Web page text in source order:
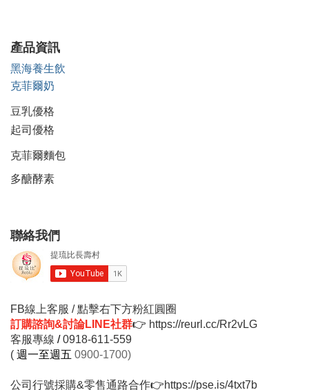
產品資訊
黑海養生飲
克菲爾奶
豆乳優格
起司優格
克菲爾麵包
多醣酵素
聯絡我們
FB線上客服 / 點擊右下方粉紅圓圈
訂購諮詢&討論LINE社群👉 https://reurl.cc/Rr2vLG
客服專線 /0918-611-559
( 週一至週五 0900-1700)
公司行號採購&零售通路合作👉https://pse.is/4txt7b